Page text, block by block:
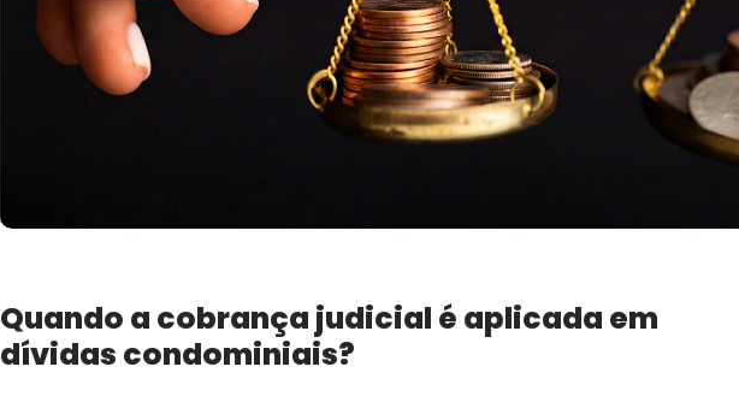
Quando a cobrança judicial é aplicada em
dívidas condominiais?